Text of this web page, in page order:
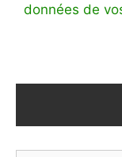
données de